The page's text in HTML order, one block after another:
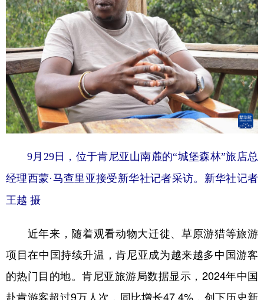
9月29日，位于肯尼亚山南麓的“城堡森林”旅店总
经理西蒙·马查里亚接受新华社记者采访。新华社记者
王越 摄
近年来，随着观看动物大迁徙、草原游猎等旅游
项目在中国持续升温，肯尼亚成为越来越多中国游客
的热门目的地。肯尼亚旅游局数据显示，2024年中国
赴肯游客超过9万人次，同比增长47.4%，创下历史新